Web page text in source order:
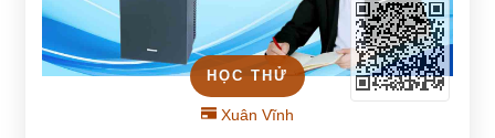
HỌC THỬ
Xuân Vĩnh